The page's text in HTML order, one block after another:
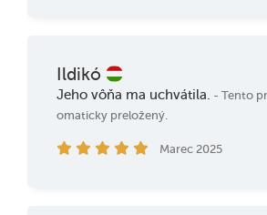
Ildikó
Jeho vôňa ma uchvátila. - Tento
omaticky preložený.
Marec 2025